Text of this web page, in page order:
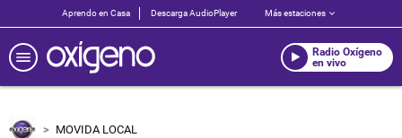
Aprendo en Casa Descarga AudioPlayer Más estaciones
Radio Oxígeno
en vivo
MOVIDA LOCAL